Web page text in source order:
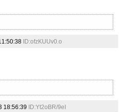
ID:ofzKUUv0.o
18:56:39 ID:Yt2oBR/9eI